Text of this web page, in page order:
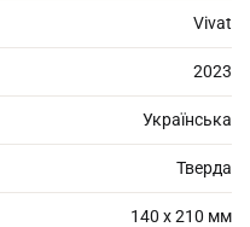
Vivat
2023
Українська
Тверда
140 х 210 мм